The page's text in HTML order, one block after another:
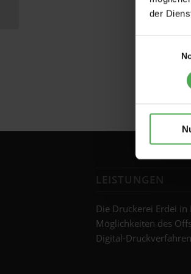
der
LEISTUNGEN
Die Druckerei Erdei
Möglichkeiten des
Digital-